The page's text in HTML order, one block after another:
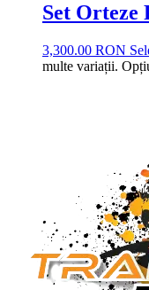
Set Orteze
3,300.00 RON
multe variații.